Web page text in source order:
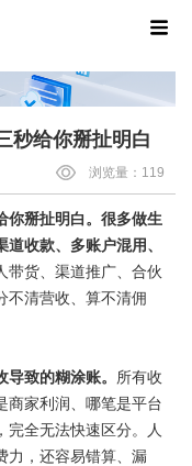
秒给你掰扯明白
浏览量：119
掰扯明白。 很多做生
收款、多账户混用、
带货、渠道推广、合伙
不清营收、算不清佣
致的糊涂账。 所有收
商家利润、哪笔是平台
完全无法快速区分。人
力，还容易错算、漏